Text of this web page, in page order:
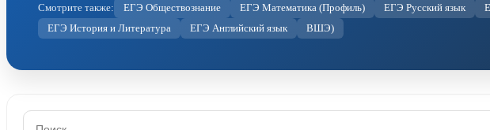
Смотрите также: ЕГЭ Обществознание ЕГЭ Математика (Профиль) ЕГЭ Русский язык
ЕГЭ История и Литература
ЕГЭ Английский язык ВШЭ)